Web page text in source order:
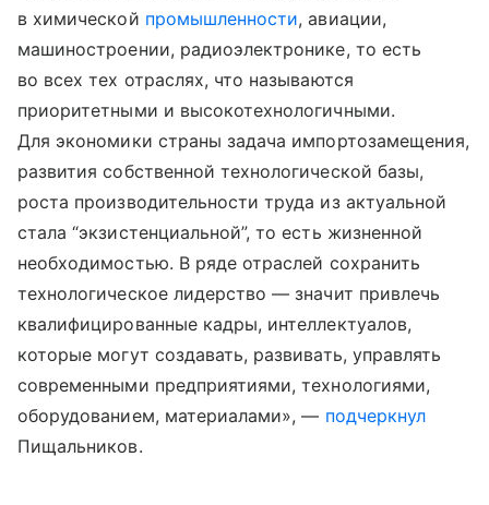
в химической промышленности, авиации,
машиностроении, радиоэлектронике, то есть
во всех тех отраслях, что называются
приоритетными и высокотехнологичными.
Для экономики страны задача импортозамещения,
развития собственной технологической базы,
роста производительности труда из актуальной
стала “экзистенциальной”, то есть жизненной
необходимостью. В ряде отраслей сохранить
технологическое лидерство — значит привлечь
квалифицированные кадры, интеллектуалов,
которые могут создавать, развивать, управлять
современными предприятиями, технологиями,
оборудованием, материалами», — подчеркнул
Пищальников.